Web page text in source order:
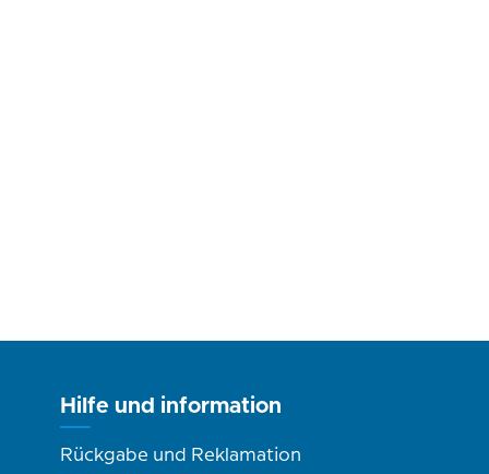
Hilfe und information
Rückgabe und Reklamation